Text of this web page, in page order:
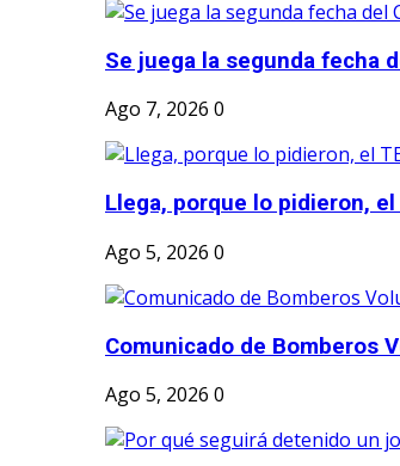
Se juega la segunda fecha
Ago 7, 2026 0
Llega, porque lo pidieron, el
Ago 5, 2026 0
Comunicado de Bomberos
Ago 5, 2026 0